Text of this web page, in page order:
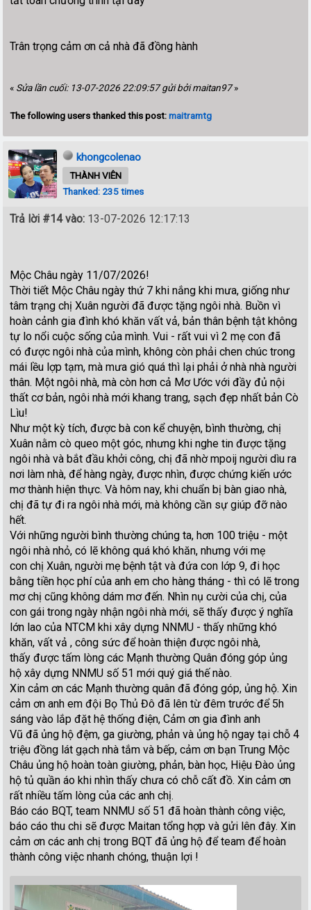
Trân trọng cảm ơn cả nhà đã đồng hành
« Sửa lần cuối: 13-07-2026 22:09:57 gửi bởi maitan97»
The following users thanked this post:maitramtg
khongcolenao
THÀNH VIÊN
Thanked: 235 times
Trả lời #14 vào: 13-07-2026 12:17:13
Mộc Châu ngày 11/07/2026!
Thời tiết Mộc Châu ngày thứ 7 khi nắng khi mưa, giống như
tâm trạng chị Xuân người đã được tặng ngôi nhà. Buồn vì
hoàn cảnh gia đình khó khăn vất vả, bản thân bệnh tật không
tự lo nổi cuộc sống của mình. Vui - rất vui vì 2 mẹ con đã
có được ngôi nhà của mình, không còn phải chen chúc trong
mái lều lợp tạm, mà mưa gió quá thì lại phải ở nhà nhà người
thân. Một ngôi nhà, mà còn hơn cả Mơ Ước với đầy đủ nội
thất cơ bản, ngôi nhà mới khang trang, sạch đẹp nhất bản Cò
Lìu!
Như một kỳ tích, được bà con kể chuyện, bình thường, chị
Xuân nằm cò queo một góc, nhưng khi nghe tin được tặng
ngôi nhà và bắt đầu khởi công, chị đã nhờ mpoij người dìu ra
nơi làm nhà, để hàng ngày, được nhìn, được chứng kiến ước
mơ thành hiện thực. Và hôm nay, khi chuẩn bị bàn giao nhà,
chị đã tự đi ra ngôi nhà mới, mà không cần sự giúp đỡ nào
hết.
Với những người bình thường chúng ta, hơn 100 triệu - một
ngôi nhà nhỏ, có lẽ không quá khó khăn, nhưng với mẹ
con chị Xuân, người mẹ bệnh tật và đứa con lớp 9, đi học
bằng tiền học phí của anh em cho hàng tháng - thì có lẽ trong
mơ chị cũng không dám mơ đến. Nhìn nụ cười của chị, của
con gái trong ngày nhận ngôi nhà mới, sẽ thấy được ý nghĩa
lớn lao của NTCM khi xây dựng NNMU - thấy những khó
khăn, vất vả , công sức để hoàn thiện được ngôi nhà,
thấy được tấm lòng các Mạnh thường Quân đóng góp ủng
hộ xây dựng NNMU số 51 mới quý giá thế nào.
Xin cảm ơn các Mạnh thường quân đã đóng góp, ủng hộ. Xin
cảm ơn anh em đội Bọ Thủ Đô đã lên từ đêm trước để 5h
sáng vào lắp đặt hệ thống điện, Cảm ơn gia đình anh
Vũ đã ủng hộ đệm, ga giường, phản và ủng hộ ngay tại chỗ 4
triệu đồng lát gạch nhà tắm và bếp, cảm ơn bạn Trung Mộc
Châu ủng hộ hoàn toàn giường, phản, bàn học, Hiệu Đào ủng
hộ tủ quần áo khi nhìn thấy chưa có chỗ cất đồ. Xin cảm ơn
rất nhiều tấm lòng của các anh chị.
Báo cáo BQT, team NNMU số 51 đã hoàn thành công việc,
báo cáo thu chi sẽ được Maitan tổng hợp và gửi lên đây. Xin
cảm ơn các anh chị trong BQT đã ủng hộ để team để hoàn
thành công việc nhanh chóng, thuận lợi !